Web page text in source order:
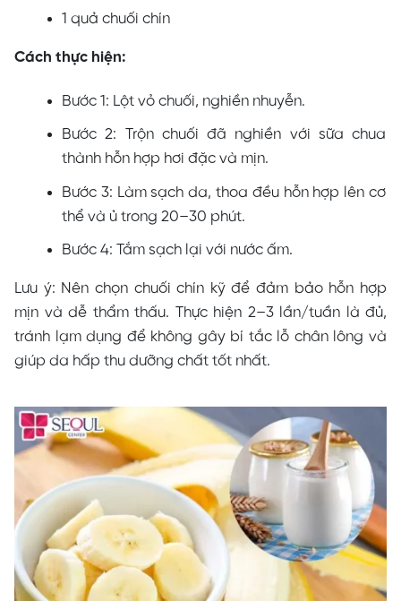
1 quả chuối chín
Cách thực hiện:
Bước 1: Lột vỏ chuối, nghiền nhuyễn.
Bước 2: Trộn chuối đã nghiền với sữa chua
thành hỗn hợp hơi đặc và mịn.
Bước 3: Làm sạch da, thoa đều hỗn hợp lên cơ
thể và ủ trong 20–30 phút.
Bước 4: Tắm sạch lại với nước ấm.
Lưu ý: Nên chọn chuối chín kỹ để đảm bảo hỗn hợp
mịn và dễ thẩm thấu. Thực hiện 2–3 lần/tuần là đủ,
tránh lạm dụng để không gây bí tắc lỗ chân lông và
giúp da hấp thu dưỡng chất tốt nhất.